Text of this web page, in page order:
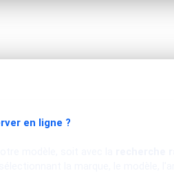
en ligne ?